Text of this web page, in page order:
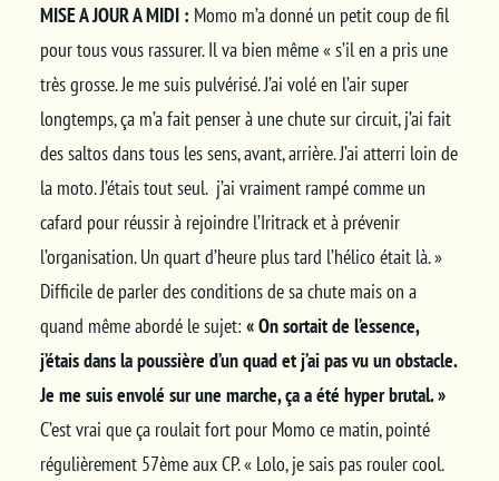
MISE A JOUR A MIDI : Momo m’a donné un petit coup de fil
pour tous vous rassurer. Il va bien même « s’il en a pris une
très grosse. Je me suis pulvérisé. J’ai volé en l’air super
longtemps, ça m’a fait penser à une chute sur circuit, j’ai fait
des saltos dans tous les sens, avant, arrière. J’ai atterri loin de
la moto. J’étais tout seul. j’ai vraiment rampé comme un
cafard pour réussir à rejoindre l’Iritrack et à prévenir
l’organisation. Un quart d’heure plus tard l’hélico était là. »
Difficile de parler des conditions de sa chute mais on a
quand même abordé le sujet: « On sortait de l’essence,
j’étais dans la poussière d’un quad et j’ai pas vu un obstacle.
Je me suis envolé sur une marche, ça a été hyper brutal. »
C’est vrai que ça roulait fort pour Momo ce matin, pointé
régulièrement 57ème aux CP. « Lolo, je sais pas rouler cool.